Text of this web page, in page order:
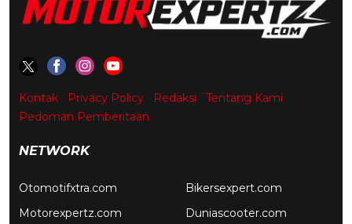
Kontak Privacy Policy Redaksi
Tentang Kami
Pedoman Pemberitaan
NETWORK
Otomotifxtra.com
Motorexpertz.com
Bikersexpert.com
Duniascooter.com